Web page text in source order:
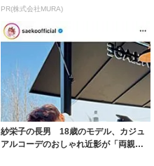
PR(株式会社MURA)
紗栄子の長男 18歳のモデル、カジュ
アルコーデのおしゃれ近影が「両親の